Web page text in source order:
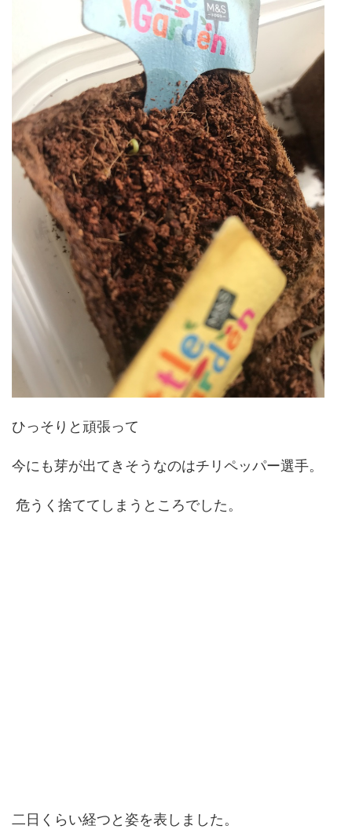
ひっそりと頑張って
今にも芽が出てきそうなのはチリペッパー選手。
危うく捨ててしまうところでした。
二日くらい経つと姿を表しました。